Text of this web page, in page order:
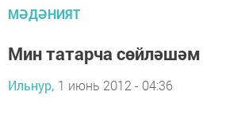
МӘДӘНИЯТ
Мин татарча сөйләшәм
Ильнур, 1 июнь 2012 - 04:36